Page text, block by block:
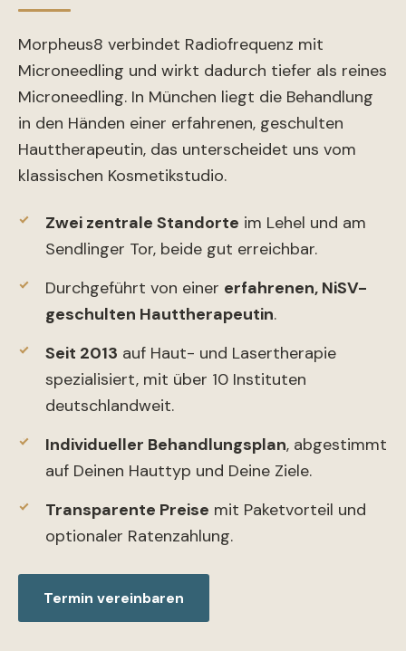
Morpheus8 verbindet Radiofrequenz mit
Microneedling und wirkt dadurch tiefer als reines
Microneedling. In München liegt die Behandlung
in den Händen einer erfahrenen, geschulten
Hauttherapeutin, das unterscheidet uns vom
klassischen Kosmetikstudio.
Zwei zentrale Standorte im Lehel und am
Sendlinger Tor, beide gut erreichbar.
Durchgeführt von einer erfahrenen, NiSV-
geschulten Hauttherapeutin.
Seit 2013 auf Haut- und Lasertherapie
spezialisiert, mit über 10 Instituten
deutschlandweit.
Individueller Behandlungsplan, abgestimmt
auf Deinen Hauttyp und Deine Ziele.
Transparente Preise mit Paketvorteil und
optionaler Ratenzahlung.
Termin vereinbaren